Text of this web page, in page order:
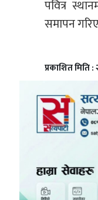
पवित्र
समापन
प्रकाशित